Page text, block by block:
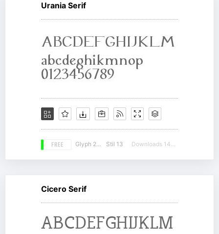
Urania Serif
FREE Glyph 224 Stil 13 Downloads 14270
Cicero Serif